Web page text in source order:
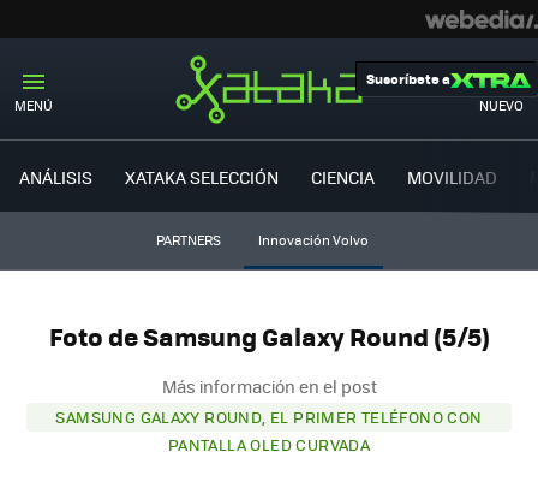
MENÚ NUEVO
Suscríbete a
ANÁLISIS XATAKA SELECCIÓN CIENCIA MOVILIDAD
PARTNERS Innovación Volvo
Foto de Samsung Galaxy Round (5/5)
Más información en el post
SAMSUNG GALAXY ROUND, EL PRIMER TELÉFONO CON
PANTALLA OLED CURVADA